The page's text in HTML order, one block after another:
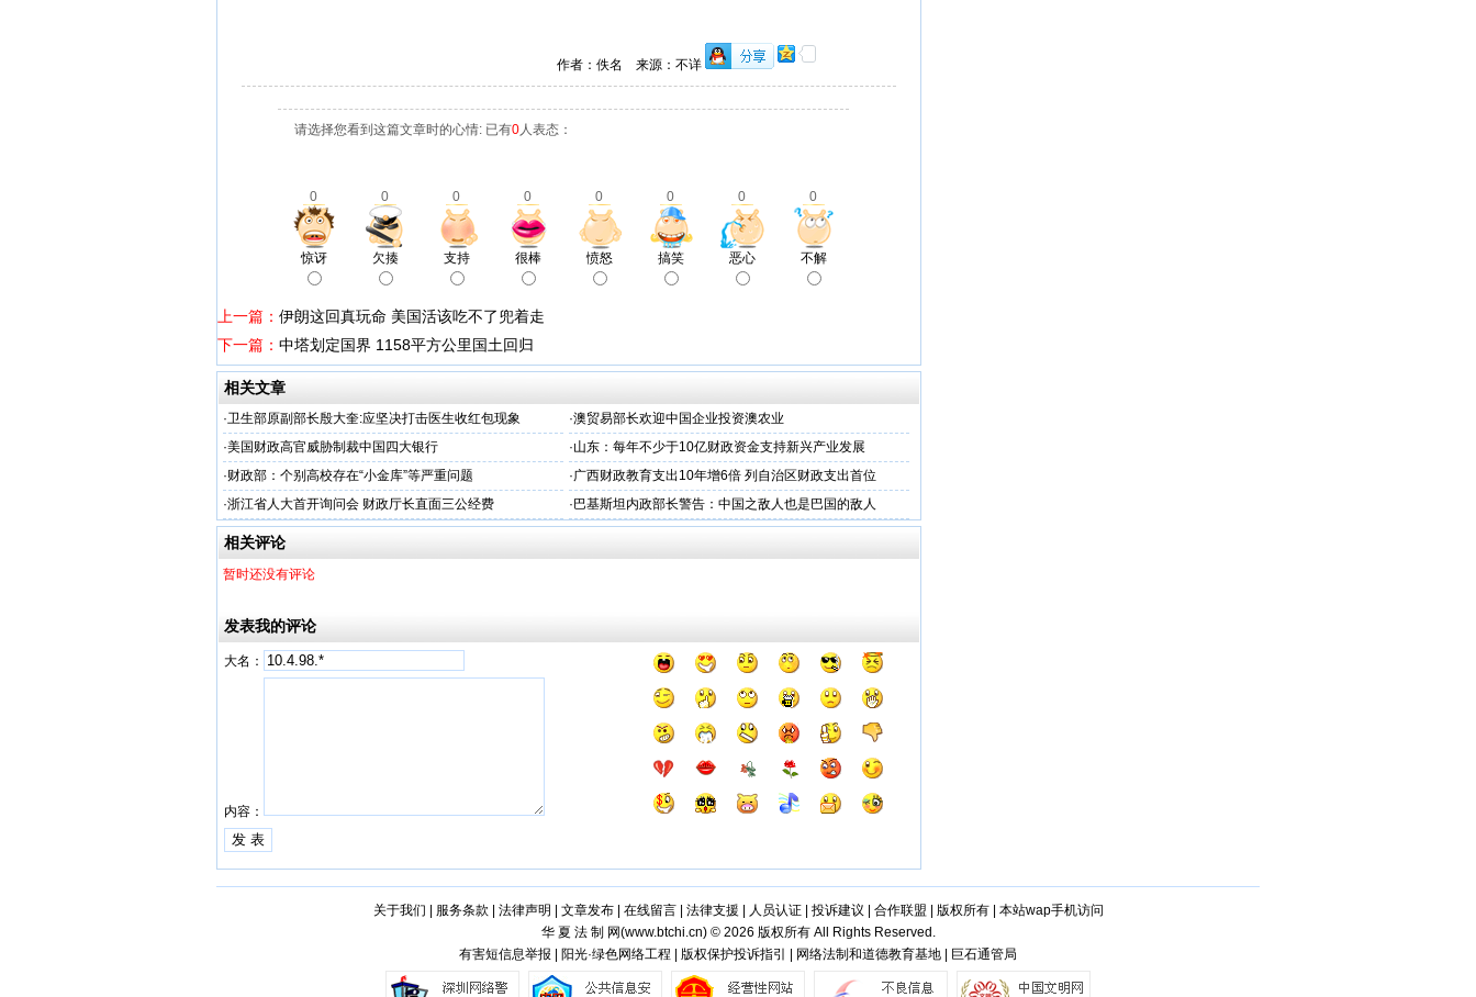
作者：佚名 来源：不详
请选择您看到这篇文章时的心情: 已有0人表态：
0 0 0 0 0 0 0 0
惊讶 欠揍 支持 很棒 愤怒 搞笑 恶心 不解
上一篇： 伊朗这回真玩命 美国活该吃不了兜着走
下一篇： 中塔划定国界 1158平方公里国土回归
相关文章
·卫生部原副部长殷大奎:应坚决打击医生收红包现象 ·澳贸易部长欢迎中国企业投资澳农业
·美国财政高官威胁制裁中国四大银行 ·山东：每年不少于10亿财政资金支持新兴产业发展
·财政部：个别高校存在“小金库”等严重问题 ·广西财政教育支出10年增6倍 列自治区财政支出首位
·浙江省人大首开询问会 财政厅长直面三公经费 · 巴基斯坦内政部长警告：中国之敌人也是巴国的敌人
相关评论
暂时还没有评论
发表我的评论
大名：
内容：
关于我们 服务条款 法律声明 文章发布| 在线留言| 法律支援 人员认证| 投诉建议 合作联盟 版权所有| 本站wap手机访问
华 夏 法 制 网(www.btchi.cn) © 2026 版权所有 All Rights Reserved.
有害短信息举报 | 阳光·绿色网络工程 | 版权保护投诉指引 | 网络法制和道德教育基地 | 巨石通管局